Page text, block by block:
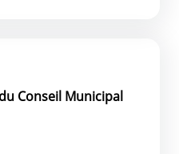
Conseil Municipal